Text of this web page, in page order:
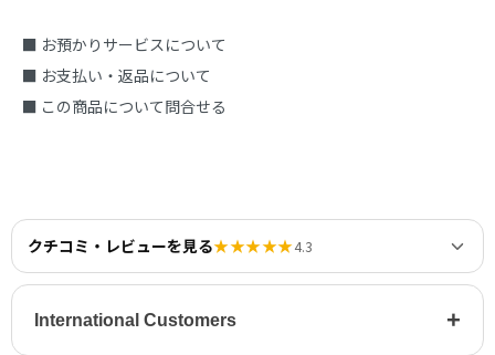
■ お預かりサービスについて
■ お支払い・返品について
■ この商品について問合せる
クチコミ・レビューを見る★★★★★4.3
International Customers +